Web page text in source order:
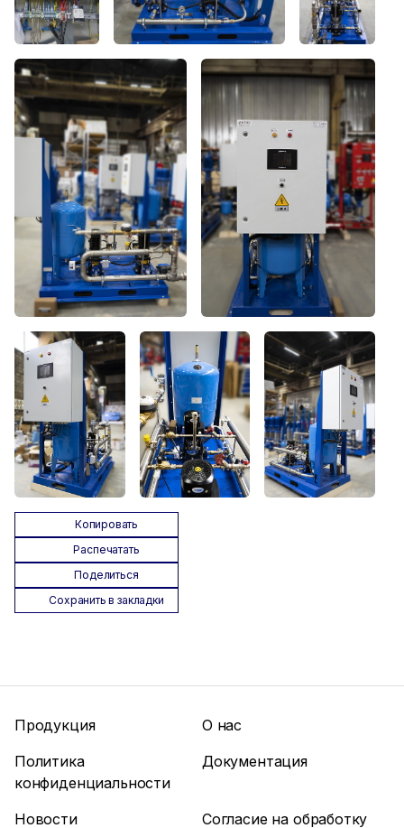
Копировать
Распечатать
Поделиться
Сохранить в закладки
Продукция
О нас
Политика
конфиденциальности
Документация
Новости Согласие на обработку